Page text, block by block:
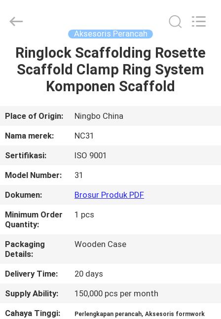
RUMAH
PRODUK
VIDEO
KAMI
TUR
PABRIK
KONTROL
KUALITAS
HUBUNGI
KAMI
Foundry
CO.,LTD.
Reserved.
Aksesoris Perancah
Ringlock Scaffolding Rosette
Scaffold Clamp Ring System
Komponen Scaffold
Place of Origin:
Ningbo China
Nama merek:
NC31
Sertifikasi:
ISO 9001
Model Number:
31
Dokumen:
Brosur Produk PDF
Minimum Order
Quantity:
1 pcs
Packaging
Details:
Wooden Case
Delivery Time:
20 days
Supply Ability:
150,000 pcs per month
Cahaya Tinggi:
Perlengkapan perancah,Aksesoris formwork